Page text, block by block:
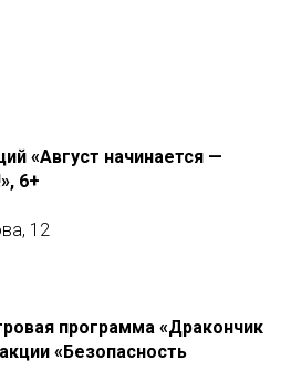
«Август начинается —
6+
12
программа «Дракончик
«Безопасность